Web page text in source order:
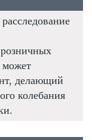
может
делающий
колебания